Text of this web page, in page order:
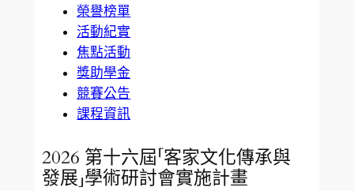
榮譽榜單
活動紀實
焦點活動
獎助學金
競賽公告
課程資訊
2026 第十六屆「客家文化傳承與
發展」學術研討會實施計畫